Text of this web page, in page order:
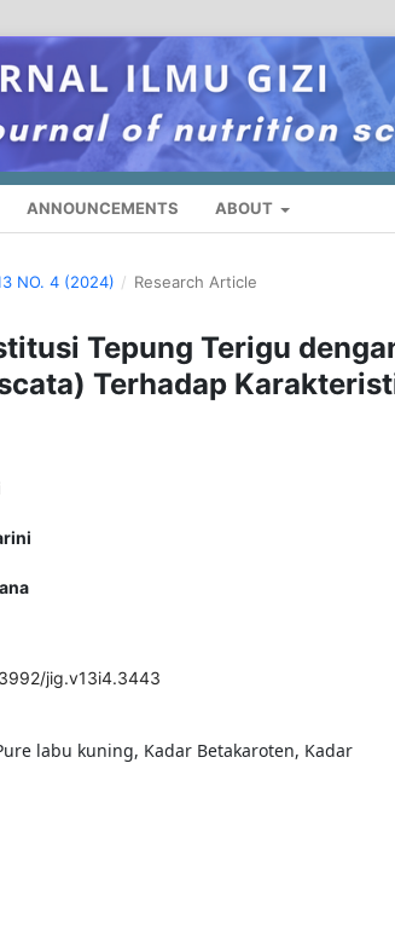
ANNOUNCEMENTS ABOUT
NO. 4 (2024) / Research Article
Tepung Terigu
Terhadap
jig.v13i4.3443
labu kuning, Kadar Betakaroten, Kadar